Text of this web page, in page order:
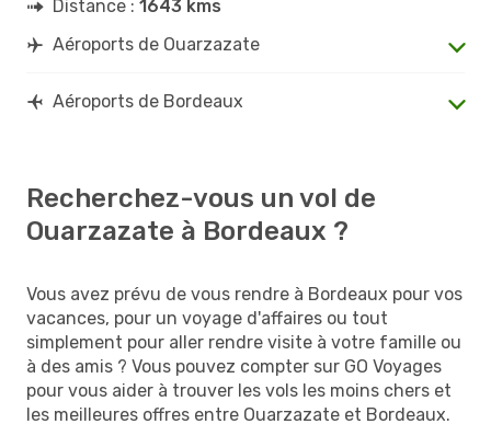
Distance : 1643 kms
Aéroports de Ouarzazate
Aéroports de Bordeaux
Recherchez-vous un vol de
Ouarzazate à Bordeaux ?
Vous avez prévu de vous rendre à Bordeaux pour vos
vacances, pour un voyage d'affaires ou tout
simplement pour aller rendre visite à votre famille ou
à des amis ? Vous pouvez compter sur GO Voyages
pour vous aider à trouver les vols les moins chers et
les meilleures offres entre Ouarzazate et Bordeaux.